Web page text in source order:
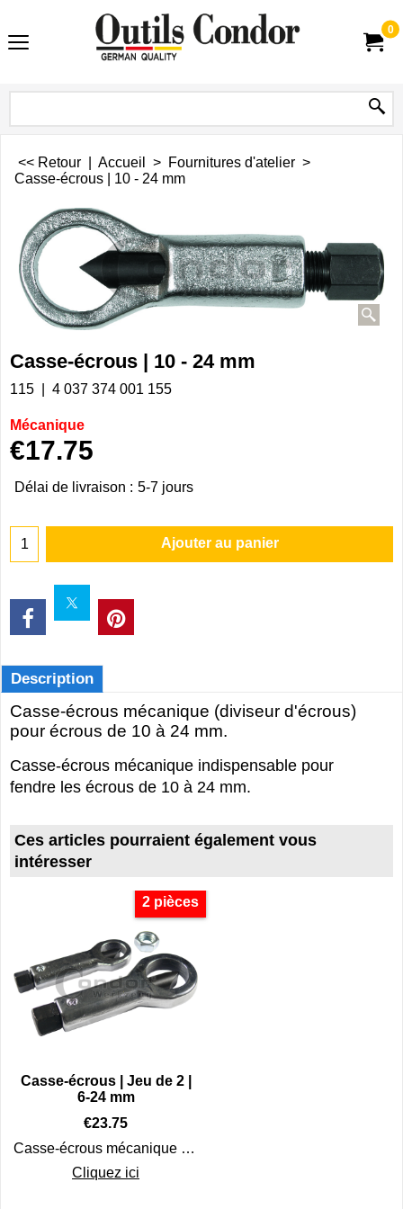
0
<< Retour Accueil > Fournitures d'atelier >
Casse-écrous | 10 - 24 mm
Casse-écrous | 10 - 24 mm
115 4 037 374 001 155
Mécanique
€17.75
Délai de livraison : 5-7 jours
Ajouter au panier
Description
Casse-écrous mécanique (diviseur d'écrous)
pour écrous de 10 à 24 mm.
Casse-écrous mécanique indispensable pour
fendre les écrous de 10 à 24 mm.
Ces articles pourraient également vous
intéresser
2 pièces
Casse-écrous | Jeu de 2 |
6-24 mm
€23.75
Casse-écrous mécanique (diviseur d'écrous) pour écrous de 6 à 24 mm
Cliquez ici